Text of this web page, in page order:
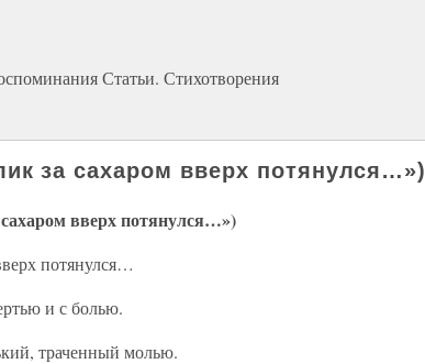
Статьи. Стихотворения
за сахаром вверх потянулся…»)
вверх потянулся…»)
потянулся…
и с болью.
траченный молью.